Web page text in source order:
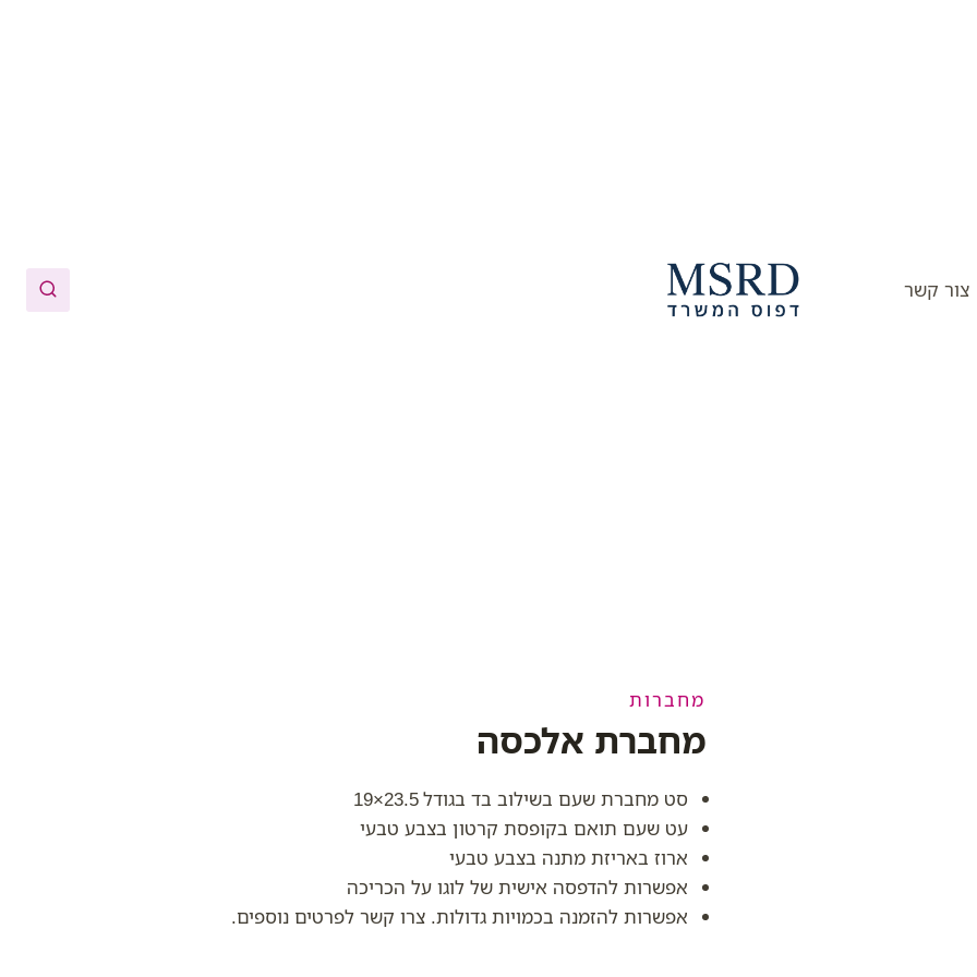
צור קשר
מחברות
מחברת אלכסה
סט מחברת שעם בשילוב בד בגודל 23.5×19
עט שעם תואם בקופסת קרטון בצבע טבעי
ארוז באריזת מתנה בצבע טבעי
אפשרות להדפסה אישית של לוגו על הכריכה
אפשרות להזמנה בכמויות גדולות. צרו קשר לפרטים נוספים.